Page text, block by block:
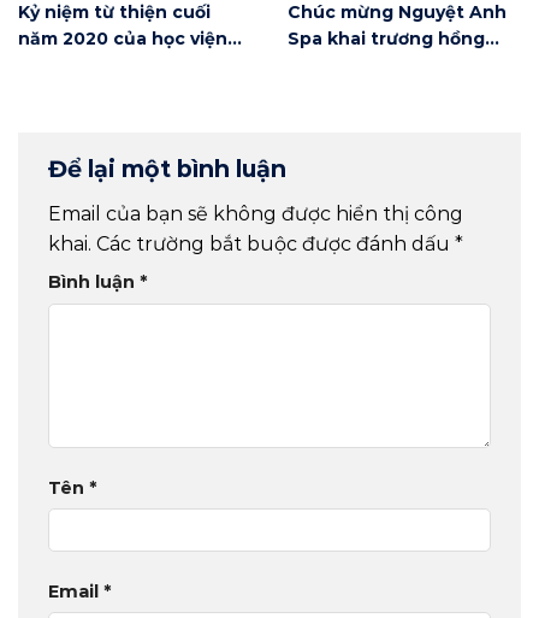
Kỷ niệm từ thiện cuối
năm 2020 của học viện
Chúc mừng Nguyệt Anh
Spa khai trương hồng
Để lại một bình luận
Email của bạn sẽ không được hiển thị công
khai. Các trường bắt buộc được đánh dấu *
Bình luận *
Tên *
Email *